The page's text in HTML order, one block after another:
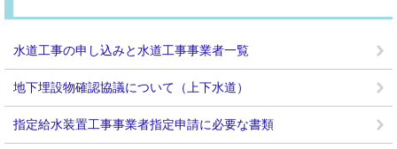
水道工事の申し込みと水道工事事業者一覧
地下埋設物確認協議について（上下水道）
指定給水装置工事事業者指定申請に必要な書類